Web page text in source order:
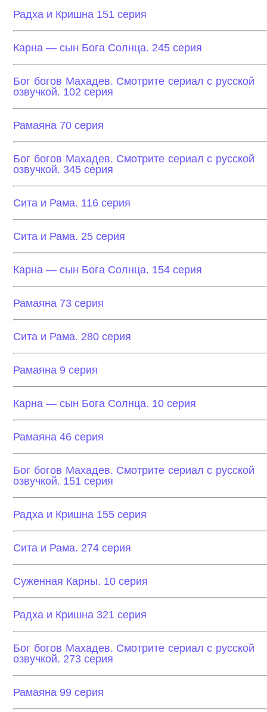
Радха и Кришна 151 серия
Карна — сын Бога Солнца. 245 серия
Бог богов Махадев. Смотрите сериал с русской
озвучкой. 102 серия
Рамаяна 70 серия
Бог богов Махадев. Смотрите сериал с русской
озвучкой. 345 серия
Сита и Рама. 116 серия
Сита и Рама. 25 серия
Карна — сын Бога Солнца. 154 серия
Рамаяна 73 серия
Сита и Рама. 280 серия
Рамаяна 9 серия
Карна — сын Бога Солнца. 10 серия
Рамаяна 46 серия
Бог богов Махадев. Смотрите сериал с русской
озвучкой. 151 серия
Радха и Кришна 155 серия
Сита и Рама. 274 серия
Суженная Карны. 10 серия
Радха и Кришна 321 серия
Бог богов Махадев. Смотрите сериал с русской
озвучкой. 273 серия
Рамаяна 99 серия